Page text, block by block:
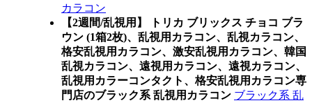
カラコン
【2週間/乱視用】 トリカ ブリックス チョコ ブラ
ウン (1箱2枚)、乱視用カラコン、乱視カラコン、
格安乱視用カラコン、激安乱視用カラコン、韓国
乱視カラコン、遠視用カラコン、遠視カラコン、
乱視用カラーコンタクト、格安乱視用カラコン専
門店のブラック系 乱視用カラコン ブラック系 乱